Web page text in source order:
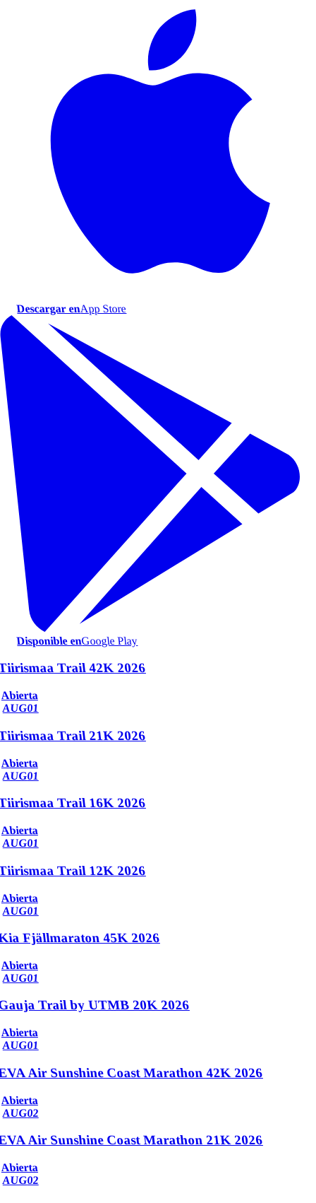
Descargar enApp Store
Disponible enGoogle Play
Trail 42K 2026
Abierta
AUG01
Trail 21K 2026
Abierta
AUG01
Trail 16K 2026
Abierta
AUG01
Trail 12K 2026
Abierta
AUG01
Fjällmaraton 45K 2026
Abierta
AUG01
Trail by UTMB 20K 2026
Abierta
AUG01
Air Sunshine Coast Marathon 42K 2026
Abierta
AUG02
Air Sunshine Coast Marathon 21K 2026
Abierta
AUG02